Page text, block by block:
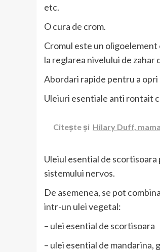
etc.
O cura de crom.
Cromul este un
la reglarea nivelului de zahar
Abordari rapide pentru a opri
Uleiuri esentiale anti rontait
Citește și Hilary Duff,
Uleiul esential de
sistemului nervos.
De asemenea, se pot
intr-un ulei vegetal:
– ulei esential de scortisoara
– ulei esential de